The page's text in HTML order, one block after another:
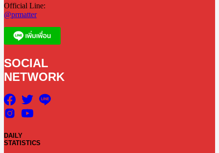
Official Line:
@prmatter
SOCIAL
NETWORK
DAILY
STATISTICS